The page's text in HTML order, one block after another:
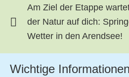
Am Ziel der Etappe
der Natur auf dich:
Wetter in den Arendsee!
Wichtige Informationen